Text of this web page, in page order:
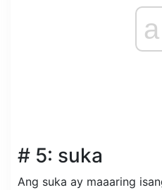
# 5: suka
Ang suka ay maaaring